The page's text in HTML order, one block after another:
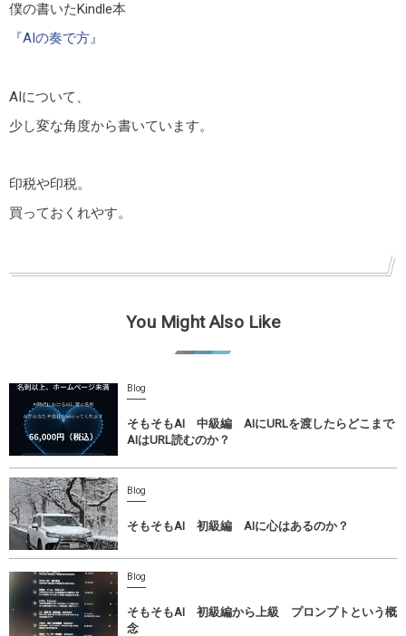
僕の書いたKindle本
『AIの奏で方』
AIについて、
少し変な角度から書いています。
印税や印税。
買っておくれやす。
You Might Also Like
Blog
そもそもAI 中級編 AIにURLを渡したらどこまで
AIはURL読むのか？
Blog
そもそもAI 初級編 AIに心はあるのか？
Blog
そもそもAI 初級編から上級 プロンプトという概
念